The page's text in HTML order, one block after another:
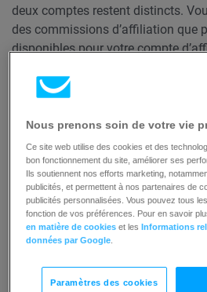
deux comptes restent distincts.
des commissions d’affiliation que
disponibles pour votre compte
Articles
Nous prenons soin de votre vie
Ce site web utilise des cookies et des
bon fonctionnement du site, améliorer ses
Ils soutiennent nos efforts marketing,
publicités, et permettent à nos partenaires de
publicités personnalisées. Vous pouvez tous
fonction de vos préférences. Pour en savoir
en matière de cookies et lesInformations
données par Google
Paramètres des cookies